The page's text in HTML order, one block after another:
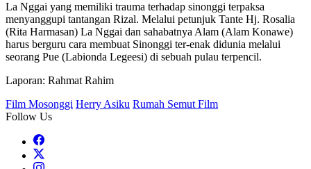
La Nggai yang memiliki trauma terhadap sinonggi terpaksa
menyanggupi tantangan Rizal. Melalui petunjuk Tante Hj. Rosalia
(Rita Harmasan) La Nggai dan sahabatnya Alam (Alam Konawe)
harus berguru cara membuat Sinonggi ter-enak didunia melalui
seorang Pue (Labionda Legeesi) di sebuah pulau terpencil.
Laporan: Rahmat Rahim
Film Mosonggi Herry Asiku Rumah Semut Film
Follow Us